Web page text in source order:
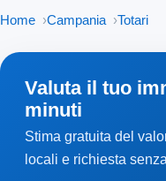
Home Campania Totari
Valuta il tuo
minuti
Stima gratuita del
locali e richiesta